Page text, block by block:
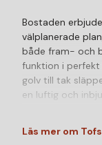
Bostaden
välplanerade
både fram- och
funktion i perfekt
golv till tak
en luftig och
Entréplanet
Läs mer om